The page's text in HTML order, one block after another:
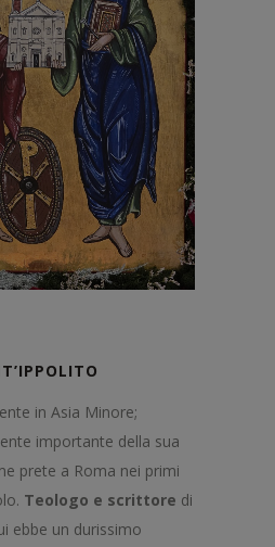
in Asia Minore;
importante della sua
prete a Roma nei primi
Teologo e scrittore di
ebbe un durissimo